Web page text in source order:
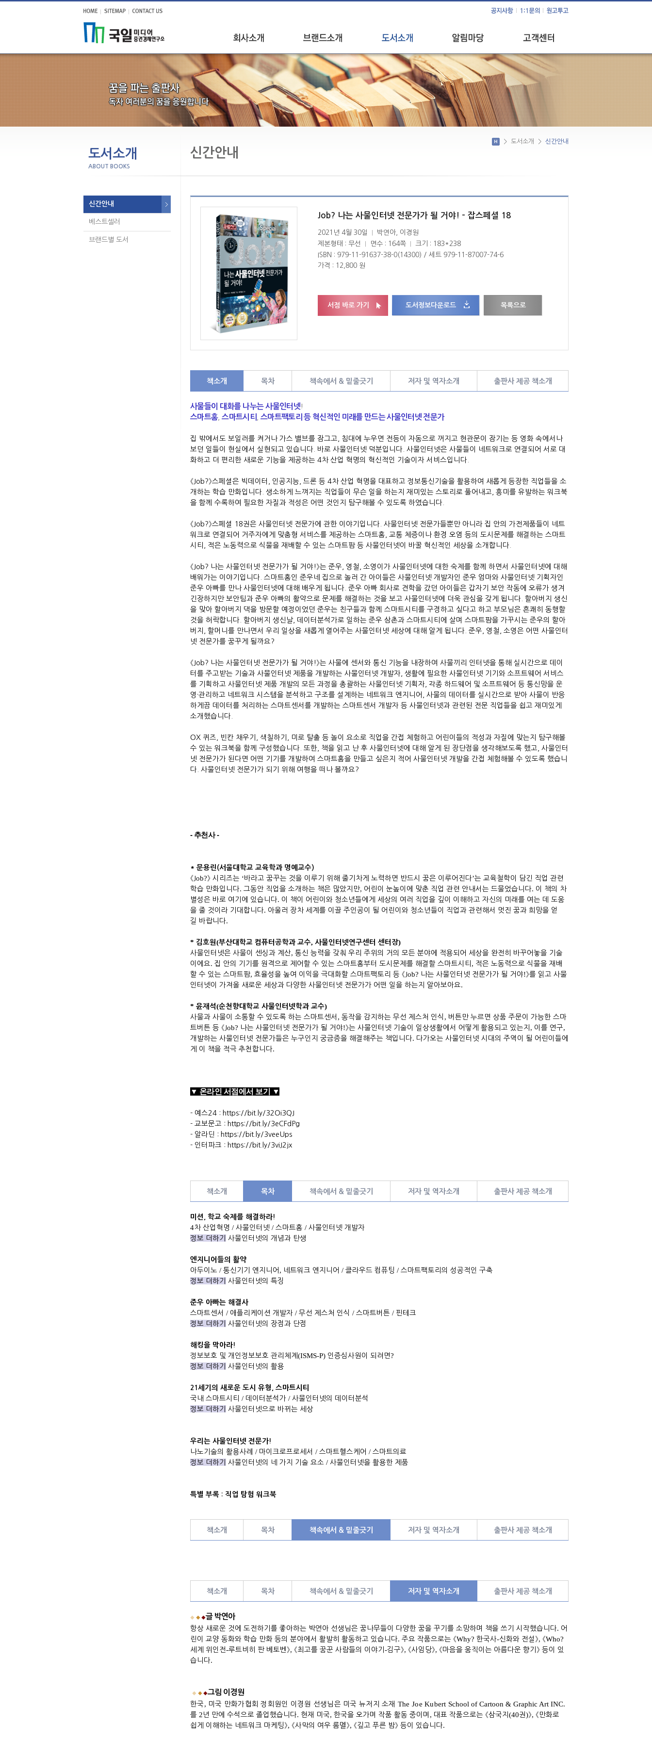
인사말
연혁
오시는길
브랜드소개
신간안내
베스트셀러
브랜드별 도서
공지사항
사회 공헌 활동
이달의 이슈
1:1문의
원고투고
도서소개
ABOUT BOOKS
신간안내
베스트셀러
브랜드별 도서
신간안내
> 도서소개 > 신간안내
Job? 나는 사물인터넷 전문가가 될 거야! - 잡스페셜 18
2021년 4월 30일
박연아, 이경원
제본형태 : 무선
면수 : 164쪽
크기 : 183*238
ISBN : 979-11-91637-38-0(14300) / 세트 979-11-87007-74-6
가격 : 12,800 원
서점 바로 가기 도서정보다운로드 목록으로
책소개 목차 책속에서 & 밑줄긋기 저자 및 역자소개 출판사 제공 책소개
사물들이 대화를 나누는 사물인터넷 !
스마트홈,스마트시티 ,스마트팩토리 등 혁신적인 미래를 만드는 사물인터넷 전문가
집 밖에서도 보일러를 켜거나 가스 밸브를 잠그고
침대에 누우면 전등이 자동으로 꺼지고 현관문이 잠기는 등 영화 속에서나
보던 일들이 현실에서 실현되고 있습니다 바로 사물인터넷 덕분입니다 사물인터넷은 사물들이 네트워크로 연결되어 서로 대
화하고 더 편리한 새로운 기능을 제공하는 4차 산업 혁명의 혁신적인 기술이자 서비스입니다
《Job?》스페셜은 빅데이터 인공지능 드론 등 4차 산업 혁명을 대표하고 정보통신기술을 활용하여 새롭게 등장한 직업들을 소
개하는 학습 만화입니다 생소하게 느껴지는 직업들이 무슨 일을 하는지 재미있는 스토리로 풀어내고 흥미를 유발하는 워크북
을 함께 수록하여 필요한 자질과 적성은 어떤 것인지 탐구해볼 수 있도록 하였습니다
《Job?》스페셜 18권은 사물인터넷 전문가에 관한 이야기입니다 사물인터넷 전문가들뿐만 아니라 집 안의 가전제품들이 네트
워크로 연결되어 거주자에게 맞춤형 서비스를 제공하는 스마트홈 교통 체증이나 환경 오염 등의 도시문제를 해결하는 스마트
시티
적은 노동력으로 식물을 재배할 수 있는 스마트팜 등 사물인터넷이 바꿀 혁신적인 세상을 소개합니다
《Job? 나는 사물인터넷 전문가가 될 거야! 》는 준우 영철
소영이가 사물인터넷에 대한 숙제를 함께 하면서 사물인터넷에 대해
배워가는 이야기입니다 스마트홈인 준우네 집으로 놀러 간 아이들은 사물인터넷 개발자인 준우 엄마와 사물인터넷 기획자인
준우 아빠를 만나 사물인터넷에 대해 배우게 됩니다 준우 아빠 회사로 견학을 갔던 아이들은 갑자기 보안 작동에 오류가 생겨
긴장하지만 보안팀과 준우 아빠의 활약으로 문제를 해결하는 것을 보고 사물인터넷에 더욱 관심을 갖게 됩니다 할아버지 생신
을 맞아 할아버지 댁을 방문할 예정이었던 준우는 친구들과 함께 스마트시티를 구경하고 싶다고 하고 부모님은 흔쾌히 동행할
것을 허락합니다 할아버지 생신날, 데이터분석가로 일하는 준우 삼촌과 스마트시티에 살며 스마트팜을 가꾸시는 준우의 할아
버지
할머니를 만나면서 우리 일상을 새롭게 열어주는 사물인터넷 세상에 대해 알게 됩니다 준우 영철
소영은 어떤 사물인터
넷 전문가를 꿈꾸게 될까요?
《Job? 나는 사물인터넷 전문가가 될 거야! 》는 사물에 센서와 통신 기능을 내장하여 사물끼리 인터넷을 통해 실시간으로 데이
터를 주고받는 기술과 사물인터넷 제품을 개발하는 사물인터넷 개발자 생활에 필요한 사물인터넷 기기와 소프트웨어 서비스
를 기획하고 사물인터넷 제품 개발의 모든 과정을 총괄하는 사물인터넷 기획자 각종 하드웨어 및 소프트웨어 등 통신망을 운
영 ·관리하고 네트워크 시스템을 분석하고 구조를 설계하는 네트워크 엔지니어
사물의 데이터를 실시간으로 받아 사물이 반응
하게끔 데이터를 처리하는 스마트센서를 개발하는 스마트센서 개발자 등 사물인터넷과 관련된 전문 직업들을 쉽고 재미있게
소개했습니다
OX 퀴즈 빈칸 채우기 색칠하기
미로 탈출 등 놀이 요소로 직업을 간접 체험하고 어린이들의 적성과 자질에 맞는지 탐구해볼
수 있는 워크북을 함께 구성했습니다 또한 책을 읽고 난 후 사물인터넷에 대해 알게 된 장단점을 생각해보도록 했고 사물인터
넷 전문가가 된다면 어떤 기기를 개발하여 스마트홈을 만들고 싶은지 적어 사물인터넷 개발을 간접 체험해볼 수 있도록 했습니
다 사물인터넷 전문가가 되기 위해 여행을 떠나 볼까요?
- 추천사 -
* 문용린(서울대학교 교육학과 명예교수)
《Job?》 시리즈는 ‘바라고 꿈꾸는 것을 이루기 위해 줄기차게 노력하면 반드시 꿈은 이루어진다’는 교육철학이 담긴 직업 관련
학습 만화입니다. 그동안 직업을 소개하는 책은 많았지만, 어린이 눈높이에 맞춘 직업 관련 안내서는 드물었습니다. 이 책의 차
별성은 바로 여기에 있습니다. 이 책이 어린이와 청소년들에게 세상의 여러 직업을 깊이 이해하고 자신의 미래를 여는 데 도움
을 줄 것이라 기대합니다. 아울러 장차 세계를 이끌 주인공이 될 어린이와 청소년들이 직업과 관련해서 멋진 꿈과 희망을 얻
길 바랍니다.
* 김호원 (부산대학교 컴퓨터공학과 교수, 사물인터넷연구센터 센터장)
사물인터넷은 사물이 센싱과 계산, 통신 능력을 갖춰 우리 주위의 거의 모든 분야에 적용되어 세상을 완전히 바꾸어놓을 기술
이에요. 집 안의 기기를 원격으로 제어할 수 있는 스마트홈부터 도시문제를 해결할 스마트시티 , 적은 노동력으로 식물을 재배
할 수 있는 스마트팜, 효율성을 높여 이익을 극대화할 스마트팩토리 등 《Job? 나는 사물인터넷 전문가가 될 거야!》를 읽고 사물
인터넷이 가져올 새로운 세상과 다양한 사물인터넷 전문가가 어떤 일을 하는지 알아보아요.
* 윤재석(순천향대학교 사물인터넷학과 교수)
사물과 사물이 소통할 수 있도록 하는 스마트센서 , 동작을 감지하는 무선 제스처 인식 , 버튼만 누르면 상품 주문이 가능한 스마
트버튼 등 《Job? 나는 사물인터넷 전문가가 될 거야!》는 사물인터넷 기술이 일상생활에서 어떻게 활용되고 있는지 , 이를 연구,
개발하는 사물인터넷 전문가들은 누구인지 궁금증을 해결해주는 책입니다. 다가오는 사물인터넷 시대의 주역이 될 어린이들에
게 이 책을 적극 추천합니다.
▼ 온라인 서점에서 보기 ▼
- 예스24 : https://bit.ly/32Oi3QJ
- 교보문고 : https://bit.ly/3eCFdPg
- 알라딘 : https://bit.ly/3veeUps
- 인터파크 : https://bit.ly/3viJ2jx
책소개 목차 책속에서 & 밑줄긋기 저자 및 역자소개 출판사 제공 책소개
미션 학교 숙제를 해결하라!
4차 산업혁명 / 사물인터넷 / 스마트홈 / 사물인터넷 개발자
정보 더하기
사물인터넷의 개념과 탄생
엔지니어들의 활약
아두이노 / 통신기기 엔지니어 , 네트워크 엔지니어 / 클라우드 컴퓨팅 / 스마트팩토리의 성공적인 구축
정보 더하기
사물인터넷의 특징
준우 아빠는 해결사
스마트센서 / 애플리케이션 개발자 / 무선 제스처 인식 / 스마트버튼 / 핀테크
정보 더하기
사물인터넷의 장점과 단점
해킹을 막아라!
정보보호 및 개인정보보호 관리체계 (ISMS-P) 인증심사원이 되려면?
정보 더하기 사물인터넷의 활용
21 세기의 새로운 도시 유형 스마트시티
국내 스마트시티 / 데이터분석가 / 사물인터넷의 데이터분석
정보 더하기
사물인터넷으로 바뀌는 세상
우리는 사물인터넷 전문가!
나노기술의 활용사례 / 마이크로프로세서 / 스마트헬스케어 / 스마트의료
정보 더하기
사물인터넷의 네 가지 기술 요소 / 사물인터넷을 활용한 제품
특별 부록 : 직업 탐험 워크북
책소개 목차 책속에서 & 밑줄긋기 저자 및 역자소개 출판사 제공 책소개
책소개 목차 책속에서 & 밑줄긋기 저자 및 역자소개 출판사 제공 책소개
◆ ◆ ◆글 박연아
항상 새로운 것에 도전하기를 좋아하는 박연아 선생님은 꿈나무들이 다양한 꿈을 꾸기를 소망하며 책을 쓰기 시작했습니다. 어
린이 교양 동화와 학습 만화 등의 분야에서 활발히 활동하고 있습니다. 주요 작품으로는 《Why? 한국사-신화와 전설 》, 《Who?
세계 위인전-루트비히 판 베토벤 》, 《최고를 꿈꾼 사람들의 이야기 -김구》, 《사임당》, 《마음을 움직이는 아름다운 향기 》 등이 있
습니다.
◆ ◆ ◆그림 이경원
한국 , 미국 만화가협회 정회원인 이경원 선생님은 미국 뉴저지 소재 The Joe Kubert School of Cartoon & Graphic Art INC.
를 2 년 만에 수석으로 졸업했습니다. 현재 미국, 한국을 오가며 작품 활동 중이며 , 대표 작품으로는 《삼국지 (40권)》, 《 만화로
쉽게 이해하는 네트워크 마케팅 》, 《사막의 여우 롬멜 》, 《깊고 푸른 밤》 등이 있습니다.